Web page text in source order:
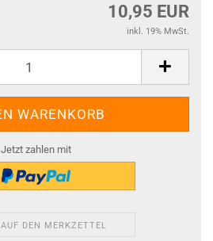
10,95 EUR
inkl. 19% MwSt.
Jetzt zahlen mit
AUF DEN MERKZETTEL